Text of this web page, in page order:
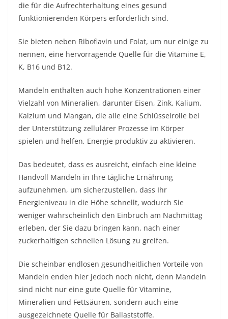
die für die Aufrechterhaltung eines gesund
funktionierenden Körpers erforderlich sind.
Sie bieten neben Riboflavin und Folat, um nur einige zu
nennen, eine hervorragende Quelle für die Vitamine E,
K, B16 und B12.
Mandeln enthalten auch hohe Konzentrationen einer
Vielzahl von Mineralien, darunter Eisen, Zink, Kalium,
Kalzium und Mangan, die alle eine Schlüsselrolle bei
der Unterstützung zellulärer Prozesse im Körper
spielen und helfen, Energie produktiv zu aktivieren.
Das bedeutet, dass es ausreicht, einfach eine kleine
Handvoll Mandeln in Ihre tägliche Ernährung
aufzunehmen, um sicherzustellen, dass Ihr
Energieniveau in die Höhe schnellt, wodurch Sie
weniger wahrscheinlich den Einbruch am Nachmittag
erleben, der Sie dazu bringen kann, nach einer
zuckerhaltigen schnellen Lösung zu greifen.
Die scheinbar endlosen gesundheitlichen Vorteile von
Mandeln enden hier jedoch noch nicht, denn Mandeln
sind nicht nur eine gute Quelle für Vitamine,
Mineralien und Fettsäuren, sondern auch eine
ausgezeichnete Quelle für Ballaststoffe.